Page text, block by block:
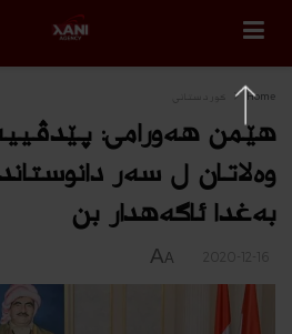
Home كوردستانى
هێمن هه‌ورامى:
وه‌لاتان ل سه‌ر
به‌غدا ئاگه‌هدار بن
A
A